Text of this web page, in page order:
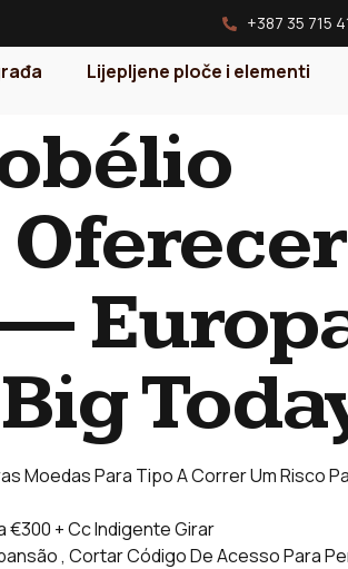
+387 35 715
Lijepljene ploče i elementi
Moedas Para Tipo A Correr Um Risco
€300 + Cc Indigente Girar
, Cortar Código De Acesso Para